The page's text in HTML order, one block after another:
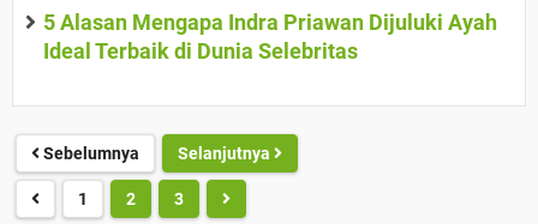
5 Alasan Mengapa Indra Priawan Dijuluki Ayah
Ideal Terbaik di Dunia Selebritas
Sebelumnya Selanjutnya
1 2 3